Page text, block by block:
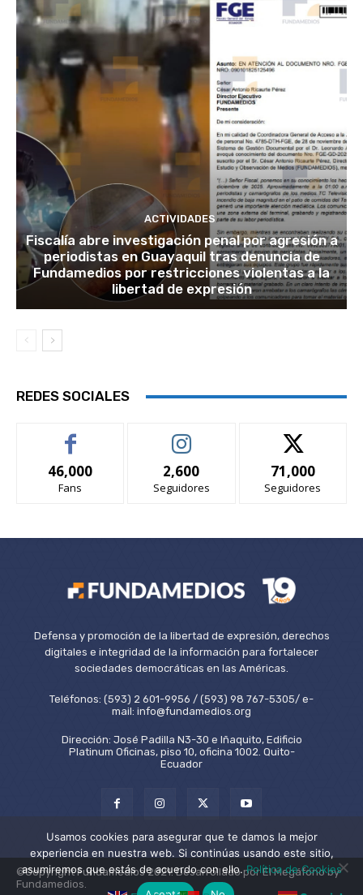
ACTIVIDADES
Fiscalía abre investigación penal por agresión a
periodistas en Guayaquil tras denuncia de
Fundamedios por restricciones violentas a la
libertad de expresión
REDES SOCIALES
46,000
Fans
2,600
Seguidores
71,000
Seguidores
Defensa y promoción de la libertad de expresión, derechos
digitales e integridad de la información para fortalecer
sociedades democráticas en las Américas.
Teléfonos: (593) 2 601-9956 / (593) 98 767-5305/ e-
mail: info@fundamedios.org
Dirección: José Padilla N3-30 e Iñaquito, Edificio
Platinum Oficinas, piso 10, oficina 1002. Quito-
Ecuador
©Copyright Fundamedios 2021. Desarrollado por El Megáfono by
Fundamedios.
Usamos cookies para asegurar que te damos la mejor
experiencia en nuestra web. Si continúas usando este sitio,
asumiremos que estás de acuerdo con ello.Política de Cookies